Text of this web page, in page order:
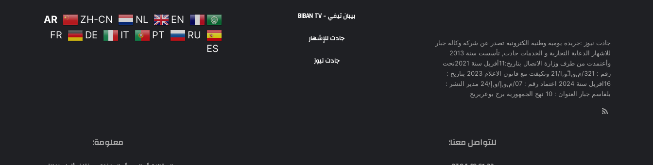
جادت نيوز :جريدة يومية وطنية الكترونية تصدر عن شركة وكالة جبار
للاشهار الدعاية التجارية و الخدمات جادت, تأسست سنة 2013
وأعتمدت من طرف وزارة الاتصال بتاريخ:11أفريل سنة 2021تحت
رقم : 321/م,و,ا,ّو,ا/21 وتكيفت مع قانون الاعلام 2023 بتاريخ :
16افريل سنة 2024 اعتماد رقم : 07/م,و,إ/و,إ/24 مدير النشر :
بلقاسم جبار العنوان : 10 نهج الجمهورية برج بوعريريج
بيبان تيفي - BIBAN TV
جادت للإشهار
جادت نيوز
AR ZH-CN NL
EN
FR
DE IT PT
RU
ES
للتواصل معنا: معلومة: